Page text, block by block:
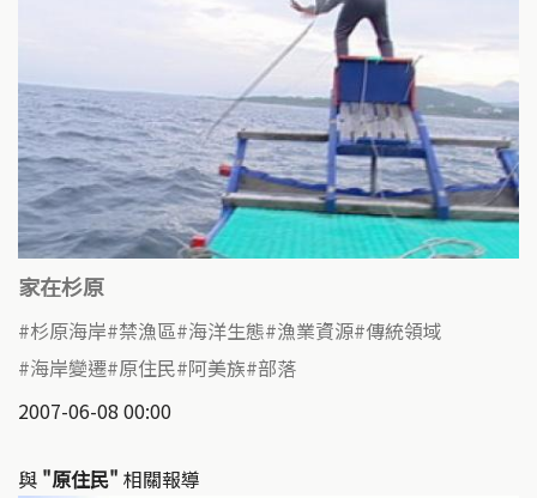
家在杉原
杉原海岸 禁漁區 海洋生態 漁業資源 傳統領域
海岸變遷 原住民 阿美族 部落
2007-06-08 00:00
與 "原住民" 相關報導